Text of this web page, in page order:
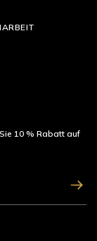
10 % Rabatt auf